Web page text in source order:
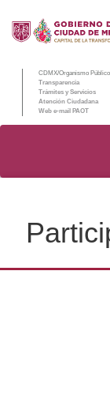
CDMX/Organismo
Transparencia
Trámites y Servicios
Atención Ciudadana
Web e-mail PAOT